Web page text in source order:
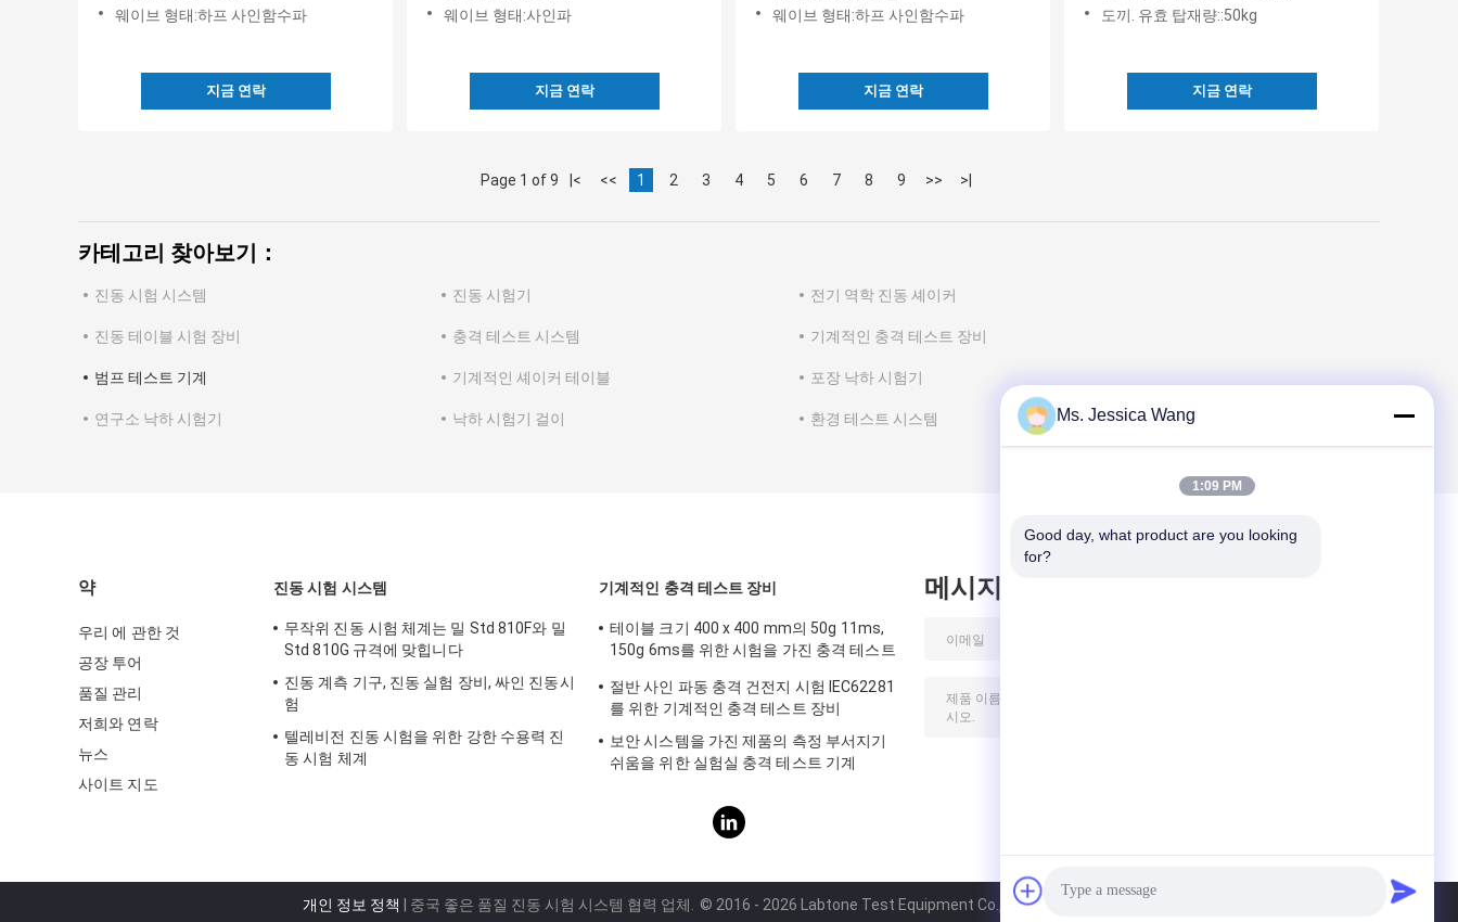
웨이브 형태:하프 사인함수파
지금 연락
웨이브 형태:사인파
지금 연락
웨이브 형태:하프 사인함수파
지금 연락
도끼. 유효 탑재량::50kg
지금 연락
Page 1 of 9 |< << 1 2 3 4 5 6 7 8 9 >> >|
카테고리 찾아보기：
진동 시험 시스템 진동 시험기 전기 역학 진동 셰이커
진동 테이블 시험 장비 충격 테스트 시스템 기계적인 충격 테스트 장비
범프 테스트 기계 기계적인 셰이커 테이블 포장 낙하 시험기
연구소 낙하 시험기 낙하 시험기 걸이 환경 테스트 시스템
약
우리 에 관한 것
공장 투어
품질 관리
저희와 연락
뉴스
사이트 지도
진동 시험 시스템
무작위 진동 시험 체계는 밀 Std 810F와 밀
Std 810G 규격에 맞힙니다
진동 계측 기구, 진동 실험 장비, 싸인 진동시
험
텔레비전 진동 시험을 위한 강한 수용력 진
동 시험 체계
기계적인 충격 테스트 장비
테이블 크기 400 x 400 mm의 50g 11ms,
150g 6ms를 위한 시험을 가진 충격 테스트
절반 사인 파동 충격 건전지 시험 IEC62281
를 위한 기계적인 충격 테스트 장비
보안 시스템을 가진 제품의 측정 부서지기
쉬움을 위한 실험실 충격 테스트 기계
메시지를 남겨주세요
개인 정보 정책 | 중국 좋은 품질 진동 시험 시스템 협력 업체. © 2016 - 2026 Labtone Test Equipment Co., Ltd. All Rights Reserved.
Ms. Jessica Wang
1:09 PM
Good day, what product are you looking
for?